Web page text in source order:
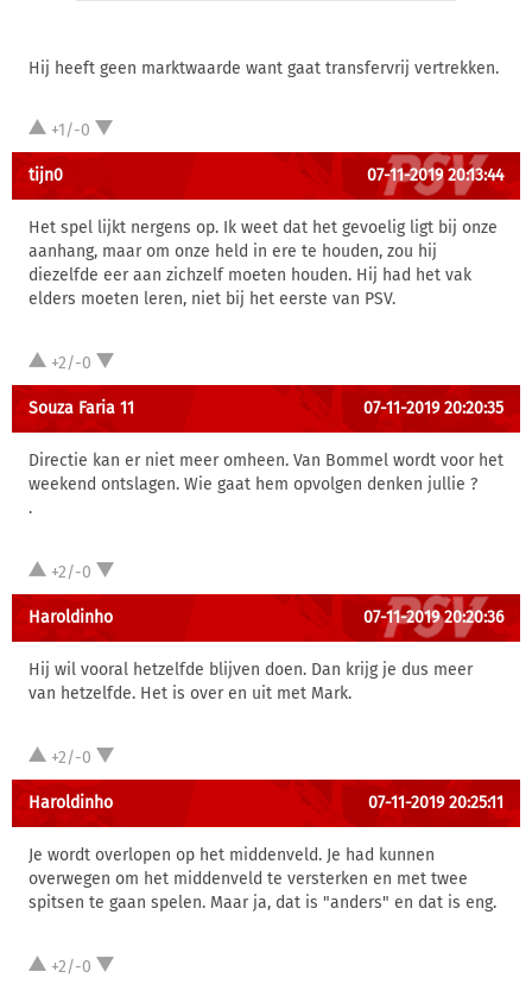
Hij heeft geen marktwaarde want gaat transfervrij vertrekken.
+1/-0
tijn0 07-11-2019 20:13:44
Het spel lijkt nergens op. Ik weet dat het gevoelig ligt bij onze
aanhang, maar om onze held in ere te houden, zou hij
diezelfde eer aan zichzelf moeten houden. Hij had het vak
elders moeten leren, niet bij het eerste van PSV.
+2/-0
Souza Faria 11 07-11-2019 20:20:35
Directie kan er niet meer omheen. Van Bommel wordt voor het
weekend ontslagen. Wie gaat hem opvolgen denken jullie ?
.
+2/-0
Haroldinho 07-11-2019 20:20:36
Hij wil vooral hetzelfde blijven doen. Dan krijg je dus meer
van hetzelfde. Het is over en uit met Mark.
+2/-0
Haroldinho 07-11-2019 20:25:11
Je wordt overlopen op het middenveld. Je had kunnen
overwegen om het middenveld te versterken en met twee
spitsen te gaan spelen. Maar ja, dat is "anders" en dat is eng.
+2/-0